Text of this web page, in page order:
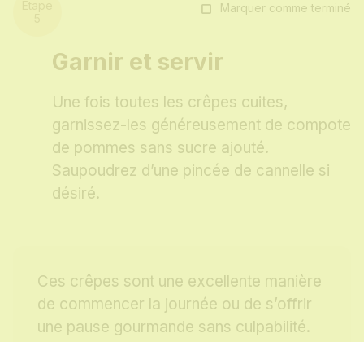
Marquer comme terminé
Garnir et servir
Une fois toutes les crêpes cuites,
garnissez-les généreusement de compote
de pommes sans sucre ajouté.
Saupoudrez d’une pincée de cannelle si
désiré.
Ces crêpes sont une excellente manière
de commencer la journée ou de s’offrir
une pause gourmande sans culpabilité.